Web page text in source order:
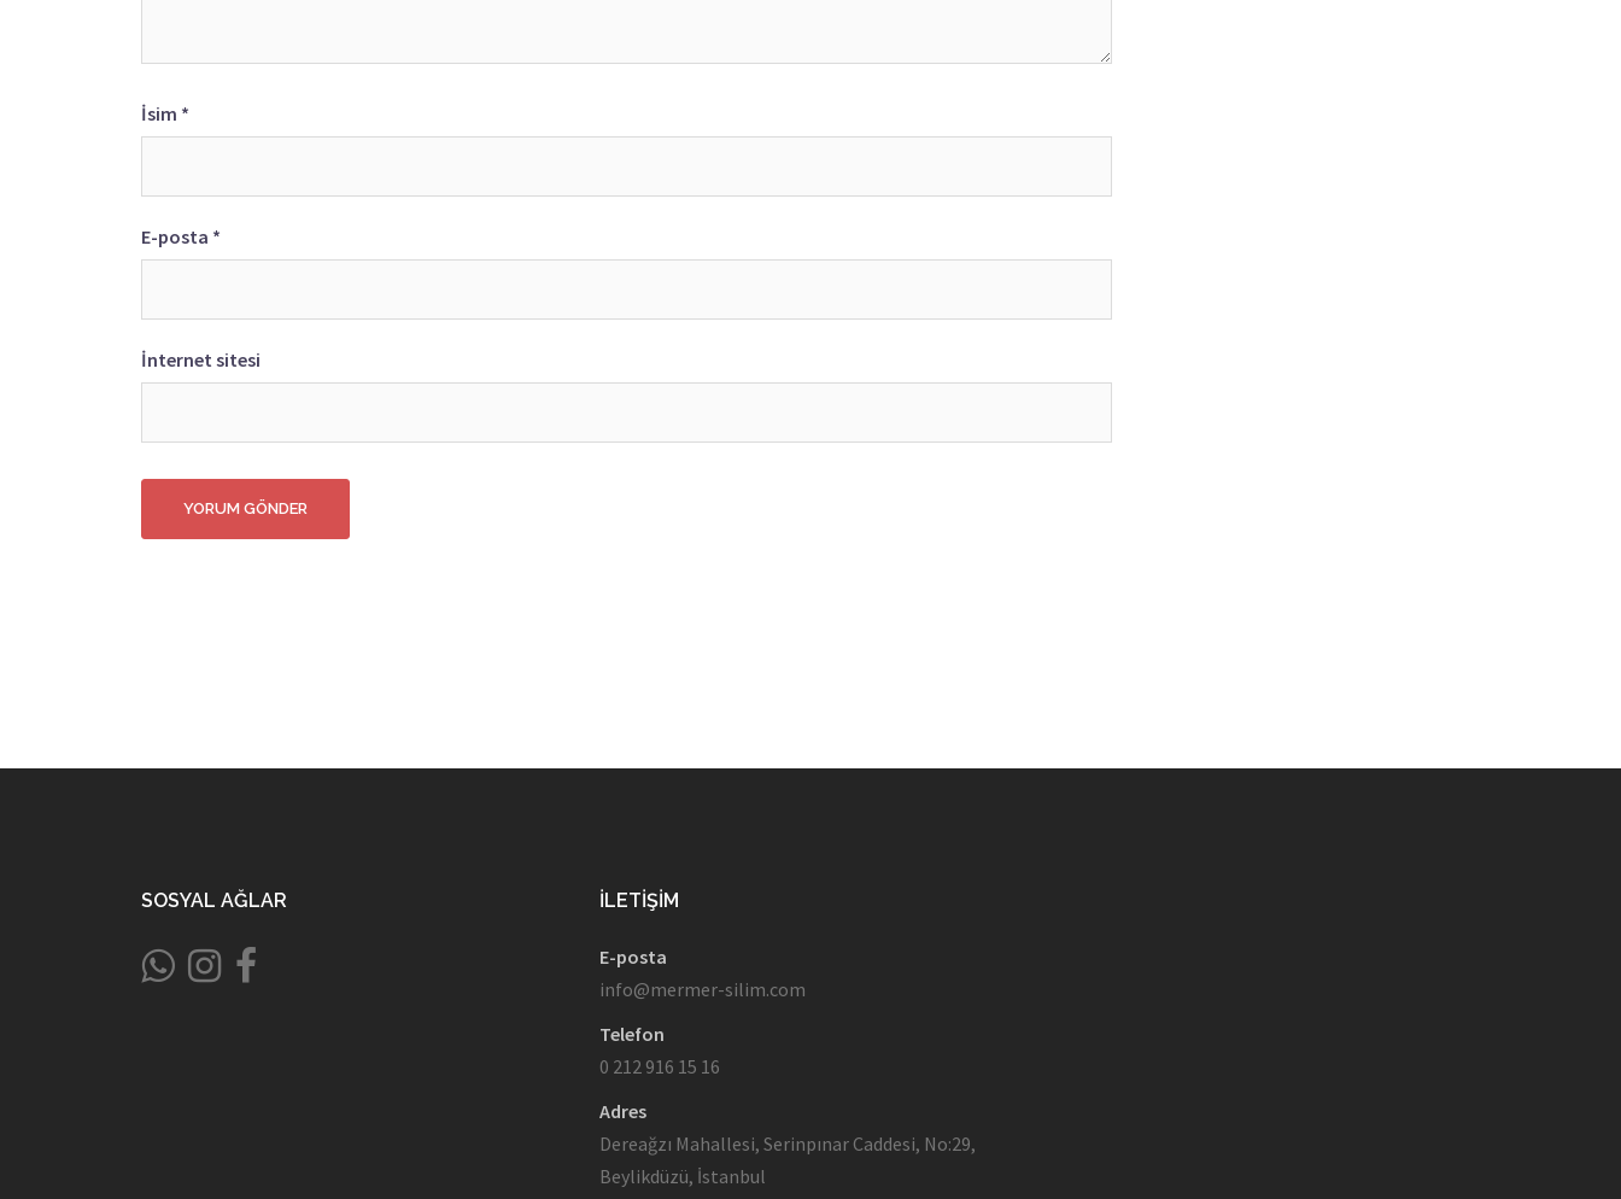
İsim *
E-posta *
İnternet sitesi
SOSYAL AĞLAR İLETIŞIM
E-posta
info@mermer-silim.com
Telefon
0 212 916 15 16
Adres
Dereağzı Mahallesi, Serinpınar Caddesi, No:29,
Beylikdüzü, İstanbul